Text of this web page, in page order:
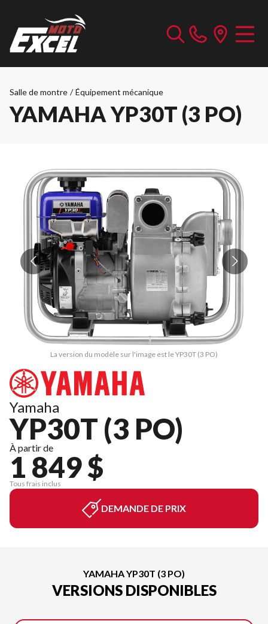
Salle de montre / Équipement mécanique
YAMAHA YP30T (3 PO)
La version du modèle sur l'image est le YP30T (3 PO)
Yamaha
YP30T (3 PO)
À partir de
1 849 $
Tous frais inclus
DEMANDE DE PRIX
YAMAHA YP30T (3 PO)
VERSIONS DISPONIBLES